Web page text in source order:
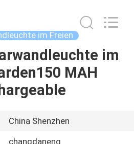
im Freien
im
MAH
China Shenzhen
changdaneng